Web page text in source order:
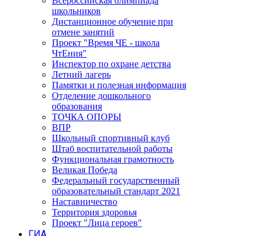
школьников
Дистанционное обучение при
отмене занятий
Проект "Время ЧЕ - школа
ЧтЕния"
Инспектор по охране детства
Летний лагерь
Памятки и полезная информация
Отделение дошкольного
образования
ТОЧКА ОПОРЫ
ВПР
Школьный спортивный клуб
Штаб воспитательной работы
Функциональная грамотность
Великая Победа
Федеральный государственный
образовательный стандарт 2021
Наставничество
Территория здоровья
Проект "Лица героев"